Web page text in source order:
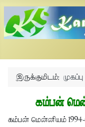
இருக்குமிடம்: முகப்பு
கம்பன்
கம்பன் மென்னியம்